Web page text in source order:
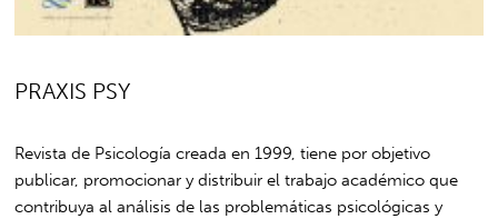
PRAXIS PSY
Revista de Psicología creada en 1999, tiene por objetivo
publicar, promocionar y distribuir el trabajo académico que
contribuya al análisis de las problemáticas psicológicas y